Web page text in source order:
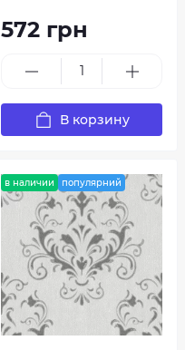
572 грн
В корзину
в наличии популярний